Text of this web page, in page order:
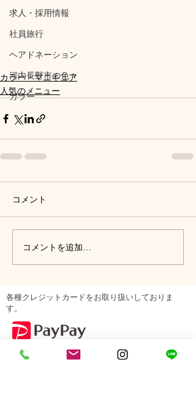
求人・採用情報
社員旅行
ヘアドネーション
河内長野市の色々
カラー
カラー・マニキュア
人気のメニュー
コメント
コメントを追加…
各種クレジットカードをお取り扱いしておりま
す。